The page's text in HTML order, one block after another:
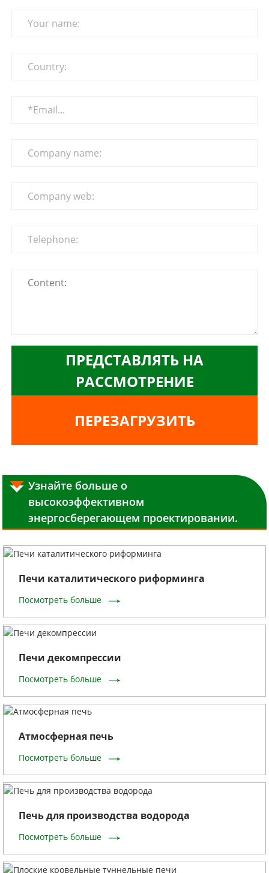
ПРЕДСТАВЛЯТЬ НА
РАССМОТРЕНИЕ
ПЕРЕЗАГРУЗИТЬ
Узнайте больше о
высокоэффективном
энергосберегающем проектировании.
Печи каталитического риформинга
Посмотреть больше
Печи декомпрессии
Посмотреть больше
Атмосферная печь
Посмотреть больше
Печь для производства водорода
Посмотреть больше